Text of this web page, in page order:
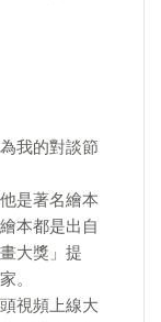
我的對談節
是著名繪本
本都是出自
大獎」提
。
視頻上線大